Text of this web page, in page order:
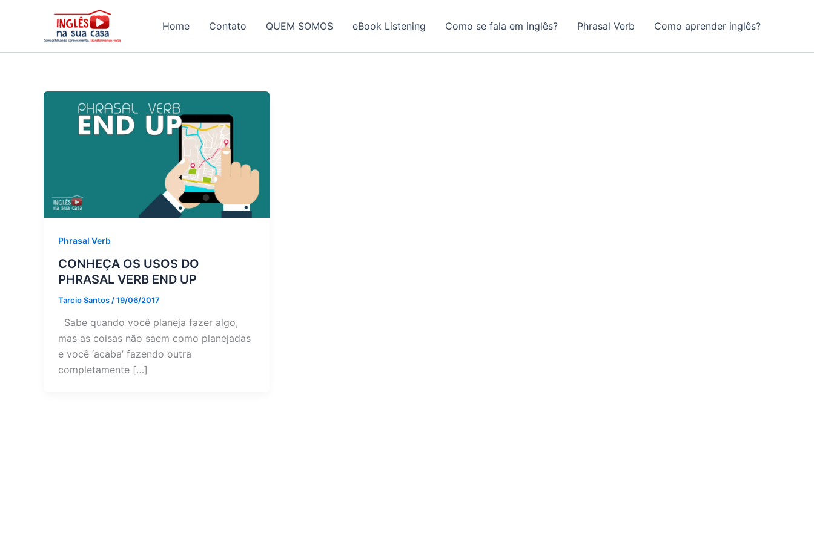
conteúdo
Home Contato QUEM SOMOS eBook Listening Como se fala em inglês? Phrasal Verb Como aprender inglês?
Phrasal Verb
CONHEÇA OS USOS DO
PHRASAL VERB END UP
Tarcio Santos /19/06/2017
Sabe quando você planeja fazer algo,
mas as coisas não saem como planejadas
e você ‘acaba’ fazendo outra
completamente […]